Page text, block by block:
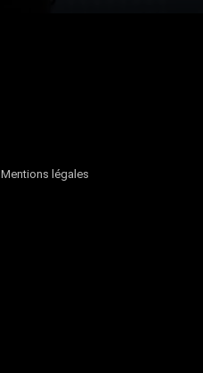
Mentions légales